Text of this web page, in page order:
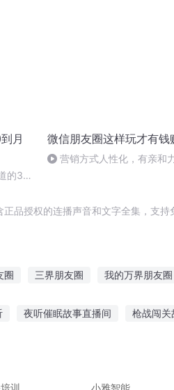
月
的3个
微信朋友圈这样玩才有钱
营销方式人性化，有亲和
品授权的连播声音和文字全集，支持
圈 三界朋友圈 我的万界朋友圈
夜听催眠故事直播间 枪战闯关
训 小雅智能